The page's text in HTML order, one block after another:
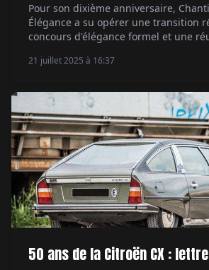
Pour son dixième anniversaire,
Élégance a su opérer une transition
concours d'élégance formel et une
vrai succès couronné par une
21 juillet 2025 à 16:37
50 ans de la Citroën CX :